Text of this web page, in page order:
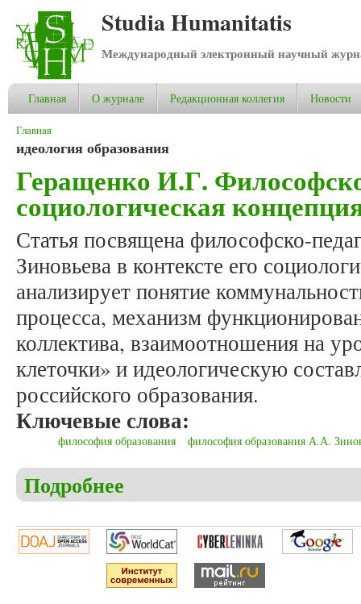
Studia Humanitatis
Международный электронный научный
Главная О журнале Редакционная коллегия Новости
Вы здесь
Главная
идеология образования
Геращенко И.Г.
социологическая
Статья посвящена философско-
Зиновьева в контексте его
анализирует понятие
процесса, механизм
коллектива, взаимоотношения на
клеточки» и идеологическую
российского образования.
Ключевые слова:
философия образования философия образования А.А.
Подробнее